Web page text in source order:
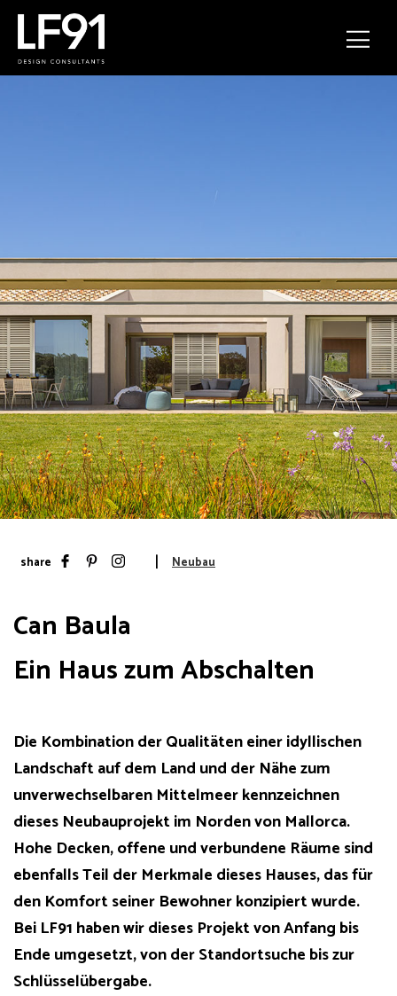
share Neubau
Can Baula
Ein Haus zum Abschalten
Die Kombination der Qualitäten einer idyllischen
Landschaft auf dem Land und der Nähe zum
unverwechselbaren Mittelmeer kennzeichnen
dieses Neubauprojekt im Norden von Mallorca.
Hohe Decken, offene und verbundene Räume sind
ebenfalls Teil der Merkmale dieses Hauses, das für
den Komfort seiner Bewohner konzipiert wurde.
Bei LF91 haben wir dieses Projekt von Anfang bis
Ende umgesetzt, von der Standortsuche bis zur
Schlüsselübergabe.